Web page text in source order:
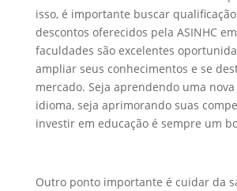
isso, é importante buscar
descontos oferecidos pela ASINHC
faculdades são excelentes
ampliar seus conhecimentos e se
mercado. Seja aprendendo uma
idioma, seja aprimorando suas
investir em educação é sempre um
Outro ponto importante é cuidar da